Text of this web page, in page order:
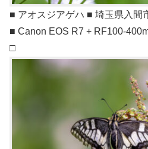
■ アオスジアゲハ ■ 埼玉県入間
■ Canon EOS R7 + RF100-
□